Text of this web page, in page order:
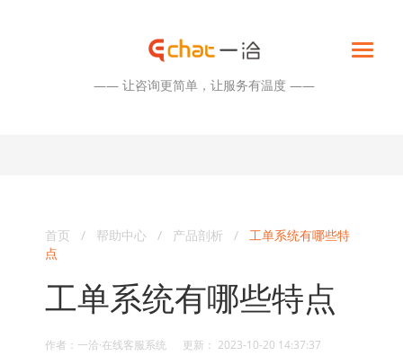
—— 让咨询更简单，让服务有温度 ——
首页 / 帮助中心 / 产品剖析 / 工单系统有哪些特
点
工单系统有哪些特点
作者：一洽·在线客服系统 更新： 2023-10-20 14:37:37